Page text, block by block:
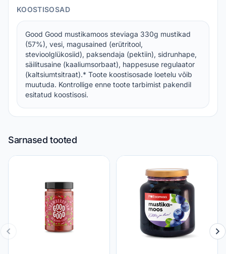
KOOSTISOSAD
Good Good mustikamoos steviaga 330g mustikad
(57%), vesi, magusained (erütritool,
stevioolglükosiid), paksendaja (pektiin), sidrunhape,
säilitusaine (kaaliumsorbaat), happesuse regulaator
(kaltsiumtsitraat).* Toote koostisosade loetelu võib
muutuda. Kontrollige enne toote tarbimist pakendil
esitatud koostisosi.
Sarnased tooted